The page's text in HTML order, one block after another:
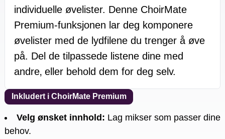
individuelle øvelister. Denne ChoirMate
Premium-funksjonen lar deg komponere
øvelister med de lydfilene du trenger å øve
på. Del de tilpassede listene dine med
andre‚ eller behold dem for deg selv.
Inkludert i ChoirMate Premium
Velg ønsket innhold : Lag mikser som passer dine
behov.